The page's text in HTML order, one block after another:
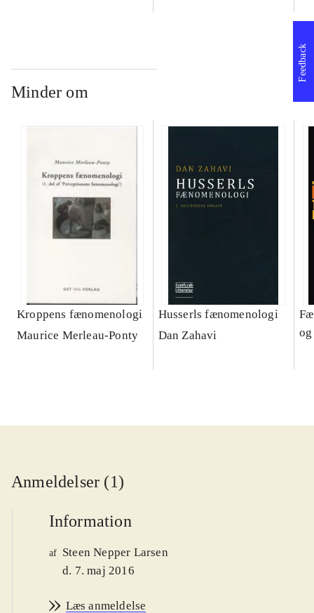
Minder om
Kroppens fænomenologi
Maurice Merleau-Ponty
Husserls fænomenologi
Dan Zahavi
Anmeldelser (1)
Information
af
Steen Nepper Larsen
d. 7. maj 2016
Læs anmeldelse
Feedback